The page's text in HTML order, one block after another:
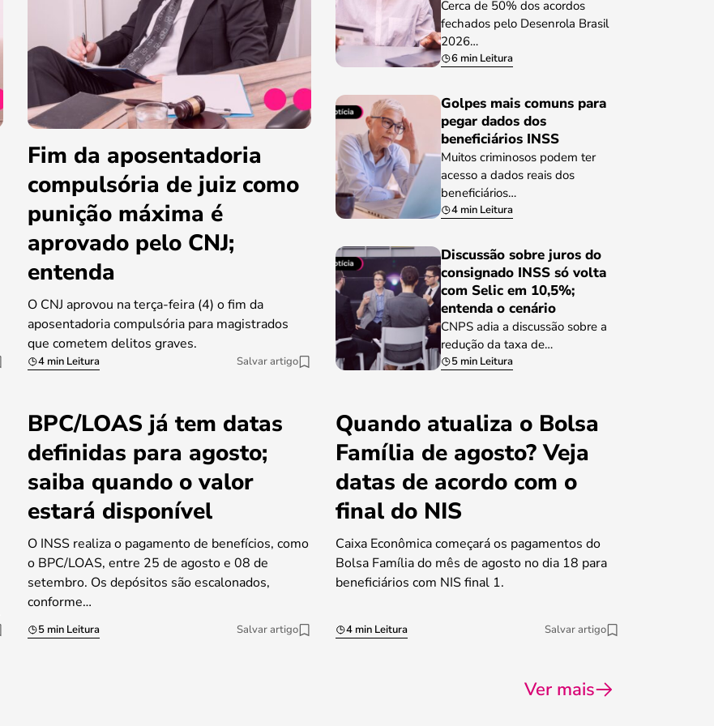
Fim da aposentadoria
compulsória de juiz como
punição máxima é
aprovado pelo CNJ;
entenda
O CNJ aprovou na terça-feira (4) o fim da
aposentadoria compulsória para magistrados
que cometem delitos graves.
4 min Leitura Salvar artigo
Cerca de 50% dos acordos
fechados pelo Desenrola Brasil
2026…
6 min Leitura
Golpes mais comuns para
pegar dados dos
beneficiários INSS
Muitos criminosos podem ter
acesso a dados reais dos
beneficiários…
4 min Leitura
Discussão sobre juros do
consignado INSS só volta
com Selic em 10,5%;
entenda o cenário
CNPS adia a discussão sobre a
redução da taxa de…
5 min Leitura
BPC/LOAS já tem datas
definidas para agosto;
saiba quando o valor
estará disponível
O INSS realiza o pagamento de benefícios, como
o BPC/LOAS, entre 25 de agosto e 08 de
setembro. Os depósitos são escalonados,
conforme…
5 min Leitura Salvar artigo
Quando atualiza o Bolsa
Família de agosto? Veja
datas de acordo com o
final do NIS
Caixa Econômica começará os pagamentos do
Bolsa Família do mês de agosto no dia 18 para
beneficiários com NIS final 1.
4 min Leitura Salvar artigo
Ver mais